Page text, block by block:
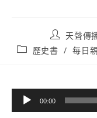
天聲傳
歷史書 / 每日
訊
00:00